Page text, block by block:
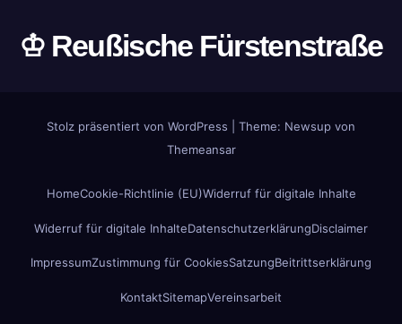
♔ Reußische Fürstenstraße
Stolz präsentiert von WordPress
Theme: Newsup von
Themeansar
HomeCookie-Richtlinie (EU)Widerruf für digitale Inhalte
Widerruf für digitale InhalteDatenschutzerklärungDisclaimer
ImpressumZustimmung für CookiesSatzungBeitrittserklärung
KontaktSitemapVereinsarbeit